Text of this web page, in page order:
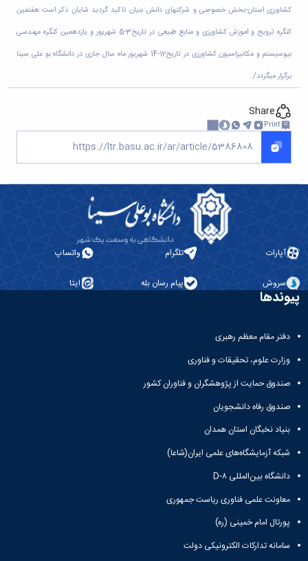
تکمیلی
کشاورزی استان-بخش خصوصی و شرکتهای دانش بنیان تاکید گردید شایان ذکر است هفتمین
کنگره ترویج و اموزش کشاورزی و منابع طبیعی در تاریخ3-5 شهریور و یازدهمین کنگره مهندسی
بیوسیستم و مکانیزاسیون کشاورزی در تاریخ12-14 شهریور ماه سال جاری در دانشگاه بو علی سینا
برگزار میگردد/.
Share
Print
آپارات تلگرام واتساپ
سروش پیام رسان بله ایتا
پیوندها
دفتر مقام معظم رهبری
وزارت علوم، تحقیقات و فناوری
صندوق حمایت از پژوهشگران و فناوران کشور
صندوق رفاه دانشجویان
بنیاد نخبگان استان همدان
شبکه آزمایشگاه‌های علمی ایران(شاعا)
دانشگاه بین‌المللی D-۸
معاونت علمی فناوری ریاست جمهوری
پورتال امام خمینی (ره)
سامانه تدارکات الکترونیکی دولت